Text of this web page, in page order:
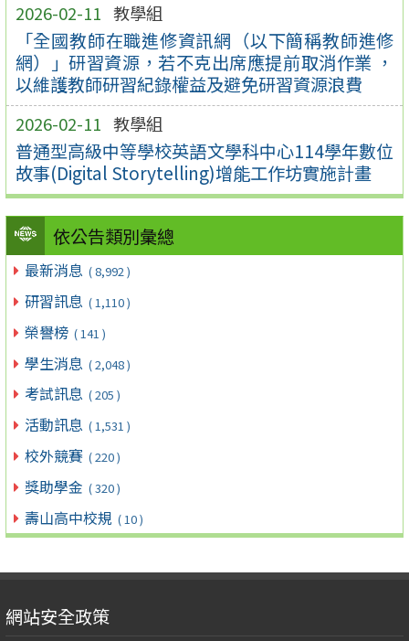
2026-02-11 教學組
「全國教師在職進修資訊網（以下簡稱教師進修
網）」研習資源，若不克出席應提前取消作業 ，
以維護教師研習紀錄權益及避免研習資源浪費
2026-02-11 教學組
普通型高級中等學校英語文學科中心114學年數位
故事(Digital Storytelling)增能工作坊實施計畫
依公告類別彙總
最新消息 ( 8,992 )
研習訊息 ( 1,110 )
榮譽榜 ( 141 )
學生消息 ( 2,048 )
考試訊息 ( 205 )
活動訊息 ( 1,531 )
校外競賽 ( 220 )
獎助學金 ( 320 )
壽山高中校規 ( 10 )
網站安全政策